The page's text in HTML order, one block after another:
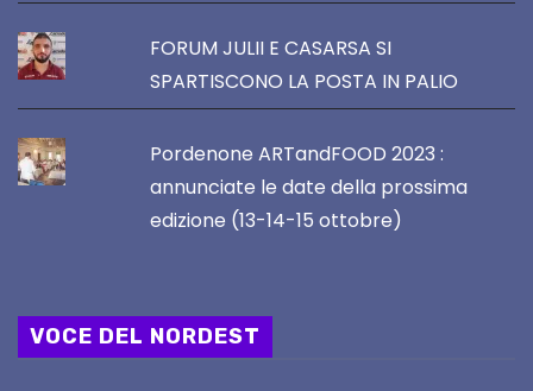
FORUM JULII E CASARSA SI
SPARTISCONO LA POSTA IN PALIO
Pordenone ARTandFOOD 2023 :
annunciate le date della prossima
edizione (13-14-15 ottobre)
VOCE DEL NORDEST